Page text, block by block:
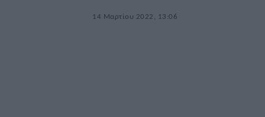
14 Μαρτίου 2022, 13:06